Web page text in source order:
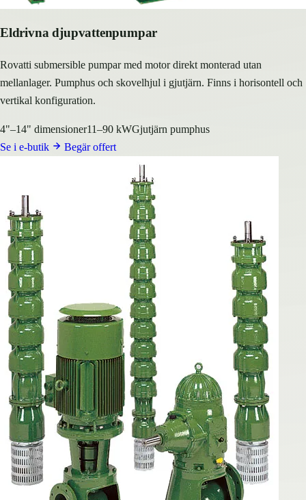
Eldrivna djupvattenpumpar
Rovatti submersible pumpar med motor direkt monterad utan
mellanlager. Pumphus och skovelhjul i gjutjärn. Finns i horisontell och
vertikal konfiguration.
4"–14" dimensioner11–90 kWGjutjärn pumphus
Se i e-butik
Begär offert